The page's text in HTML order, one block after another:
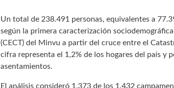
Un total de 238.491 personas, equivalentes a
según la primera caracterización
(CECT) del Minvu a partir del cruce entre el
cifra representa el 1,2% de los hogares del país y
asentamientos.
El análisis consideró 1.373 de los 1.432